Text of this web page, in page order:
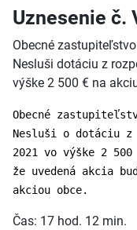
Uznesenie č.
Obecné
Nesluši dotáciu z
výške 2 500 € na
Obecné
Nesluši o dotáciu z
2021 vo výške 2
že uvedená akcia
akciou obce.
Čas: 17 hod. 12 min.